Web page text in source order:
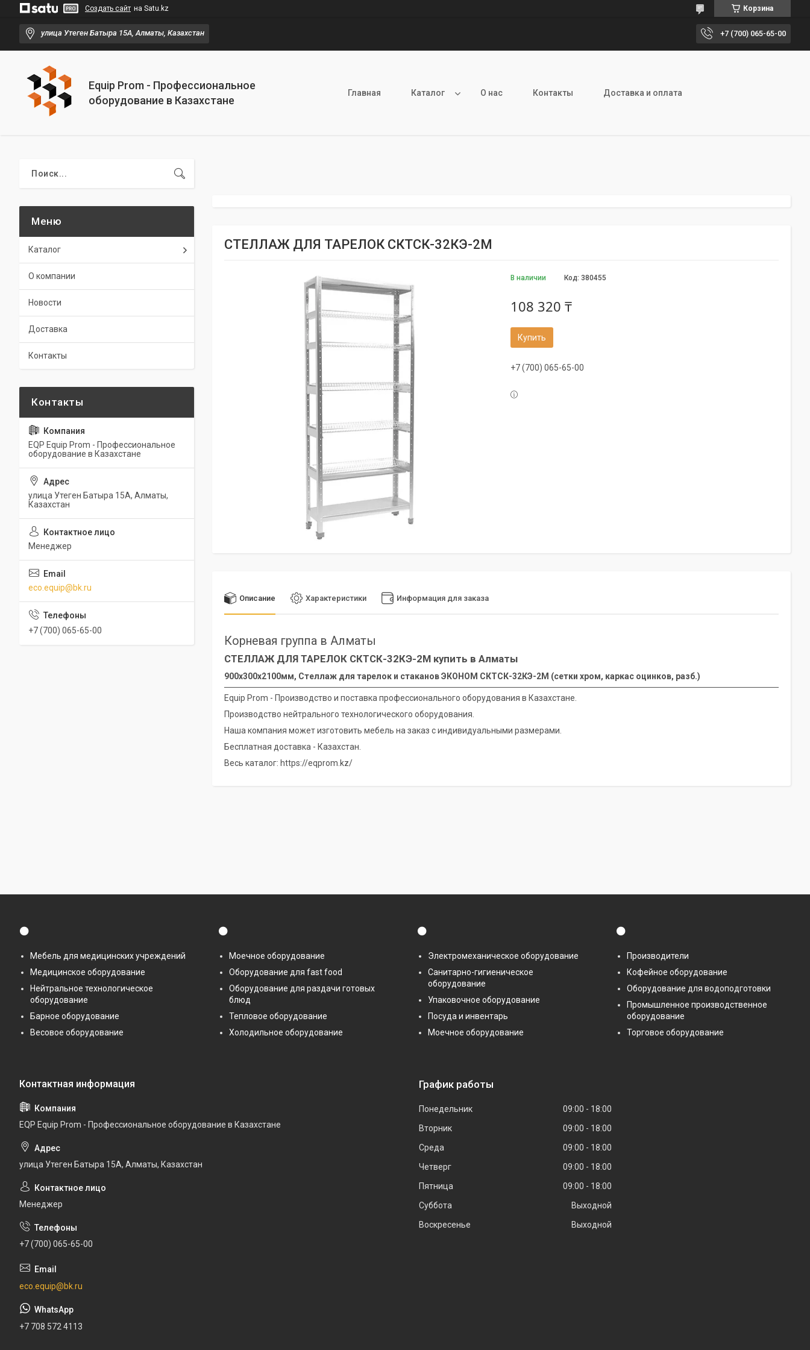
Создать сайт на Satu.kz Корзина
улица Утеген Батыра 15А, Алматы, Казахстан +7 (700) 065-65-00
Equip Prom - Профессиональное
оборудование в Казахстане
Главная Каталог О нас Контакты Доставка и оплата
СТЕЛЛАЖ ДЛЯ ТАРЕЛОК СКТСК-32КЭ-2М
В наличии Код: 380455
108 320 ₸
Купить
+7 (700) 065-65-00
Описание Характеристики Информация для заказа
Корневая группа в Алматы
СТЕЛЛАЖ ДЛЯ ТАРЕЛОК СКТСК-32КЭ-2М купить в Алматы
900х300х2100мм, Стеллаж для тарелок и стаканов ЭКОНОМ СКТСК-32КЭ-2М (сетки хром, каркас оцинков, разб.)
Equip Prom - Производство и поставка профессионального оборудования в Казахстане.
Производство нейтрального технологического оборудования.
Наша компания может изготовить мебель на заказ с индивидуальными размерами.
Бесплатная доставка - Казахстан.
Весь каталог: https://eqprom.kz/
Каталог
О компании
Новости
Доставка
Контакты
EQP Equip Prom - Профессиональное
оборудование в Казахстане
улица Утеген Батыра 15А, Алматы,
Казахстан
Менеджер
eco.equip@bk.ru
+7 (700) 065-65-00
⚫
Мебель для медицинских учреждений
Медицинское оборудование
Нейтральное технологическое
оборудование
Барное оборудование
Весовое оборудование
⚫
Моечное оборудование
Оборудование для fast food
Оборудование для раздачи готовых
блюд
Тепловое оборудование
Холодильное оборудование
⚫
Электромеханическое оборудование
Санитарно-гигиеническое
оборудование
Упаковочное оборудование
Посуда и инвентарь
Моечное оборудование
⚫
Производители
Кофейное оборудование
Оборудование для водоподготовки
Промышленное производственное
оборудование
Торговое оборудование
EQP Equip Prom - Профессиональное оборудование в Казахстане
улица Утеген Батыра 15А, Алматы, Казахстан
Менеджер
+7 (700) 065-65-00
eco.equip@bk.ru
+7 708 572 4113
График работы
Понедельник 09:00
18:00
Вторник
09:00
18:00
Среда
09:00
18:00
Четверг
09:00
18:00
Пятница
09:00
18:00
Суббота
Выходной
Воскресенье
Выходной